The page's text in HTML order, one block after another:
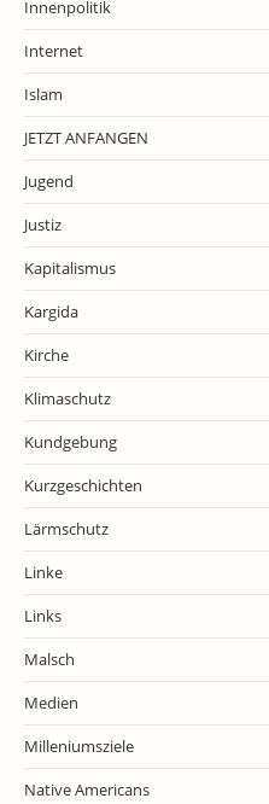
Innenpolitik
Internet
Islam
JETZT ANFANGEN
Jugend
Justiz
Kapitalismus
Kargida
Kirche
Klimaschutz
Kundgebung
Kurzgeschichten
Lärmschutz
Linke
Links
Malsch
Medien
Milleniumsziele
Native Americans